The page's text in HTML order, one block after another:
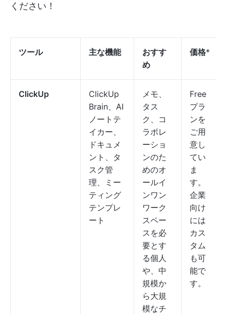
ください！
ツール 主な機能
おすす
め
価格*
ClickUp
ClickUp
Brain、AI
ノートテ
イカー、
ドキュメ
ント、タ
スク管
理、ミー
ティング
テンプレ
ート
メモ、
タス
ク、コ
ラボレ
ーショ
ンのた
めのオ
ールイ
ンワン
ワーク
スペー
スを必
要とす
る個人
や、中
規模か
ら大規
模なチ
Free
プラ
ンを
ご用
意し
てい
ま
す。
企業
向け
には
カス
タム
も可
能で
す。